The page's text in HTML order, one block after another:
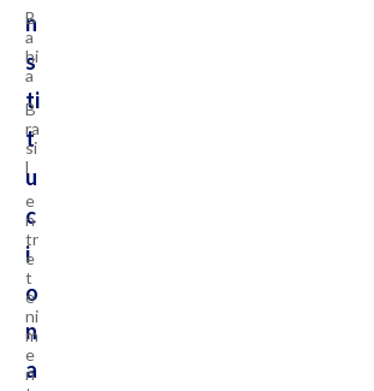
n
s
ti
t
u
c
i
o
n
a
B
a
hi
a
B
ra
si
l
e
n
tr
e
t
e
ni
m
e
n